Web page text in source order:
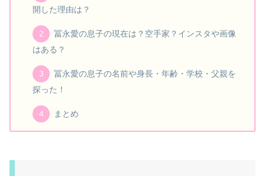
開した理由は？
冨永愛の息子の現在は？空手家？インスタや画像
はある？
冨永愛の息子の名前や身長・年齢・学校・父親を
探った！
まとめ